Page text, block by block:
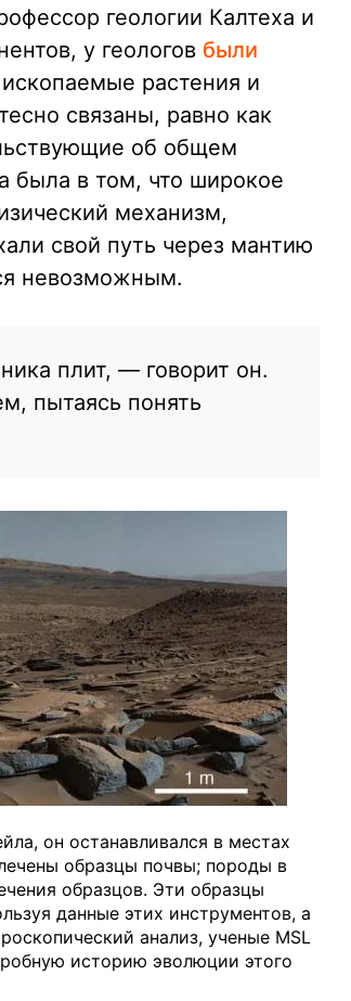
геологии Калтеха и
у геологов были
ископаемые растения и
связаны, равно как
об общем
была в том, что широкое
механизм,
свой путь через мантию
невозможным.
плит, — говорит он.
пытаясь понять
он останавливался в местах
образцы почвы; породы в
образцов. Эти образцы
данные этих инструментов, а
анализ, ученые MSL
историю эволюции этого